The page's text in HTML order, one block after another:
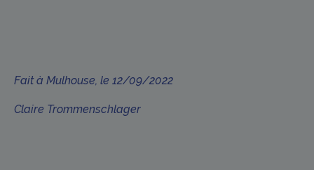
Fait à Mulhouse, le 12/09/2022
Claire Trommenschlager